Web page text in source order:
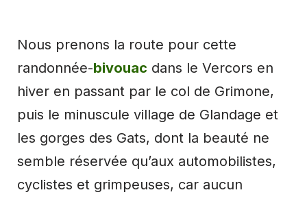
Nous prenons la route pour cette
randonnée-bivouac dans le Vercors en
hiver en passant par le col de Grimone,
puis le minuscule village de Glandage et
les gorges des Gats, dont la beauté ne
semble réservée qu’aux automobilistes,
cyclistes et grimpeuses, car aucun